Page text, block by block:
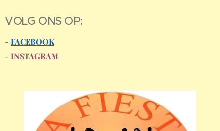
VOLG ONS OP:
- FACEBOOK
- INSTAGRAM